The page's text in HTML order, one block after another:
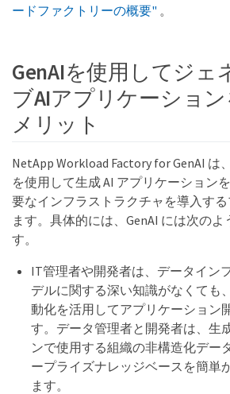
ードファクトリーの概要" 。
GenAIを使用してジェ
ブAIアプリケーショ
メリット
NetApp Workload Factory for GenAI は
を使用して生成 AI アプリケーション
要なインフラストラクチャを導入す
ます。具体的には、GenAI には次のよ
す。
IT管理者や開発者は、データイン
デルに関する深い知識がなくても
動化を活用してアプリケーション
す。データ管理者と開発者は、生
ンで使用する組織の非構造化デー
ープライズナレッジベースを簡単
ます。